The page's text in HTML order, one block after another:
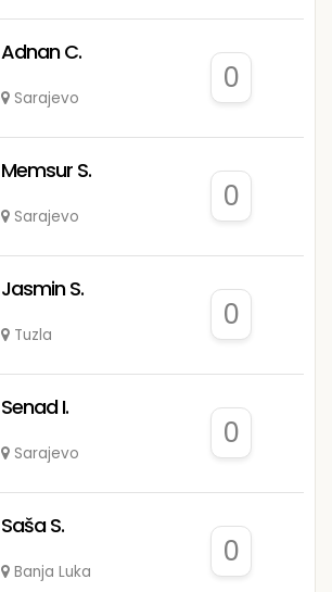
Adnan C.
Sarajevo
0
Memsur S.
Sarajevo
0
Jasmin S.
Tuzla
0
Senad I.
Sarajevo
0
Saša S.
Banja Luka
0